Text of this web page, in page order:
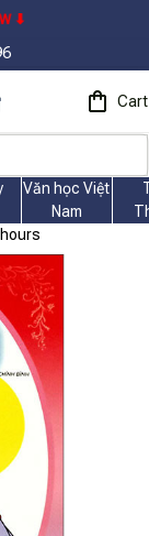
Cart
Văn học Việt
Nam